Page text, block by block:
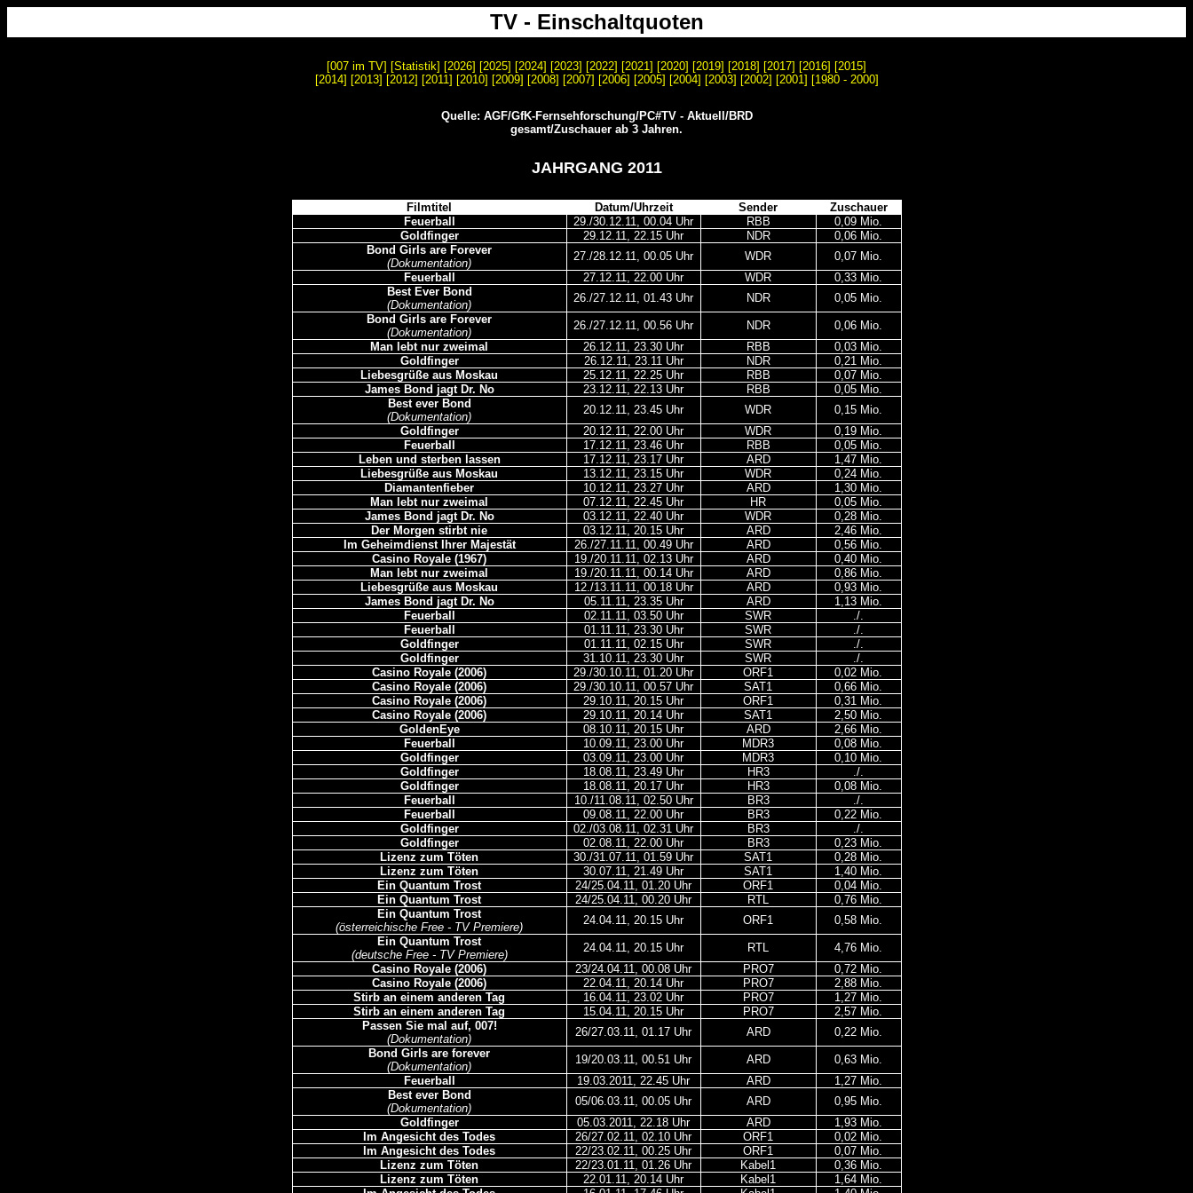
TV - Einschaltquoten
[007 im TV] [Statistik] [2026] [2025] [2024] [2023] [2022] [2021] [2020] [2019] [2018] [2017] [2016] [2015]
[2014] [2013] [2012] [2011] [2010] [2009] [2008] [2007] [2006] [2005] [2004] [2003] [2002] [2001] [1980 - 2000]
Quelle: AGF/GfK-Fernsehforschung/PC#TV - Aktuell/BRD
gesamt/Zuschauer ab 3 Jahren.
JAHRGANG 2011
Filmtitel Datum/Uhrzeit Sender
Zuschauer
Feuerball
29./30.12.11, 00.04 Uhr RBB
0,09 Mio.
Goldfinger
29.12.11, 22.15 Uhr NDR
0,06 Mio.
Bond Girls are Forever
(Dokumentation)
27./28.12.11, 00.05 Uhr WDR
0,07 Mio.
Feuerball
27.12.11, 22.00 Uhr WDR
0,33 Mio.
Best Ever Bond
(Dokumentation)
26./27.12.11, 01.43 Uhr NDR
0,05 Mio.
Bond Girls are Forever
(Dokumentation)
26./27.12.11, 00.56 Uhr NDR
0,06 Mio.
Man lebt nur zweimal
26.12.11, 23.30 Uhr RBB
0,03 Mio.
Goldfinger
26.12.11, 23.11 Uhr NDR
0,21 Mio.
Liebesgrüße aus Moskau
25.12.11, 22.25 Uhr RBB
0,07 Mio.
James Bond jagt Dr. No
23.12.11, 22.13 Uhr RBB
0,05 Mio.
Best ever Bond
(Dokumentation)
20.12.11, 23.45 Uhr WDR
0,15 Mio.
Goldfinger
20.12.11, 22.00 Uhr WDR
0,19 Mio.
Feuerball
17.12.11, 23.46 Uhr RBB
0,05 Mio.
Leben und sterben lassen
17.12.11, 23.17 Uhr ARD
1,47 Mio.
Liebesgrüße aus Moskau
13.12.11, 23.15 Uhr WDR
0,24 Mio.
Diamantenfieber
10.12.11, 23.27 Uhr ARD
1,30 Mio.
Man lebt nur zweimal
07.12.11, 22.45 Uhr HR
0,05 Mio.
James Bond jagt Dr. No
03.12.11, 22.40 Uhr WDR
0,28 Mio.
Der Morgen stirbt nie
03.12.11, 20.15 Uhr ARD
2,46 Mio.
Im Geheimdienst Ihrer Majestät
26./27.11.11, 00.49 Uhr ARD
0,56 Mio.
Casino Royale (1967)
19./20.11.11, 02.13 Uhr ARD
0,40 Mio.
Man lebt nur zweimal
19./20.11.11, 00.14 Uhr ARD
0,86 Mio.
Liebesgrüße aus Moskau
12./13.11.11, 00.18 Uhr ARD
0,93 Mio.
James Bond jagt Dr. No
05.11.11, 23.35 Uhr ARD
1,13 Mio.
Feuerball
02.11.11, 03.50 Uhr SWR
./.
Feuerball
01.11.11, 23.30 Uhr SWR
./.
Goldfinger
01.11.11, 02.15 Uhr SWR
./.
Goldfinger
31.10.11, 23.30 Uhr SWR
./.
Casino Royale (2006)
29./30.10.11, 01.20 Uhr ORF1
0,02 Mio.
Casino Royale (2006)
29./30.10.11, 00.57 Uhr SAT1
0,66 Mio.
Casino Royale (2006)
29.10.11, 20.15 Uhr ORF1
0,31 Mio.
Casino Royale (2006)
29.10.11, 20.14 Uhr SAT1
2,50 Mio.
GoldenEye
08.10.11, 20.15 Uhr ARD
2,66 Mio.
Feuerball
10.09.11, 23.00 Uhr MDR3
0,08 Mio.
Goldfinger
03.09.11, 23.00 Uhr MDR3
0,10 Mio.
Goldfinger
18.08.11, 23.49 Uhr HR3
./.
Goldfinger
18.08.11, 20.17 Uhr HR3
0,08 Mio.
Feuerball
10./11.08.11, 02.50 Uhr BR3
./.
Feuerball
09.08.11, 22.00 Uhr BR3
0,22 Mio.
Goldfinger
02./03.08.11, 02.31 Uhr BR3
./.
Goldfinger
02.08.11, 22.00 Uhr BR3
0,23 Mio.
Lizenz zum Töten
30./31.07.11, 01.59 Uhr SAT1
0,28 Mio.
Lizenz zum Töten
30.07.11, 21.49 Uhr SAT1
1,40 Mio.
Ein Quantum Trost
24/25.04.11, 01.20 Uhr ORF1
0,04 Mio.
Ein Quantum Trost
24/25.04.11, 00.20 Uhr RTL
0,76 Mio.
Ein Quantum Trost
(österreichische Free - TV Premiere)
24.04.11, 20.15 Uhr ORF1
0,58 Mio.
Ein Quantum Trost
(deutsche Free - TV Premiere)
24.04.11, 20.15 Uhr RTL
4,76 Mio.
Casino Royale (2006)
23/24.04.11, 00.08 Uhr PRO7
0,72 Mio.
Casino Royale (2006)
22.04.11, 20.14 Uhr PRO7
2,88 Mio.
Stirb an einem anderen Tag
16.04.11, 23.02 Uhr PRO7
1,27 Mio.
Stirb an einem anderen Tag
15.04.11, 20.15 Uhr PRO7
2,57 Mio.
Passen Sie mal auf, 007!
(Dokumentation)
26/27.03.11, 01.17 Uhr ARD
0,22 Mio.
Bond Girls are forever
(Dokumentation)
19/20.03.11, 00.51 Uhr ARD
0,63 Mio.
Feuerball
19.03.2011, 22.45 Uhr ARD
1,27 Mio.
Best ever Bond
(Dokumentation)
05/06.03.11, 00.05 Uhr ARD
0,95 Mio.
Goldfinger
05.03.2011, 22.18 Uhr ARD
1,93 Mio.
Im Angesicht des Todes
26/27.02.11, 02.10 Uhr ORF1
0,02 Mio.
Im Angesicht des Todes
22/23.02.11, 00.25 Uhr ORF1
0,07 Mio.
Lizenz zum Töten
22/23.01.11, 01.26 Uhr Kabel1
0,36 Mio.
Lizenz zum Töten
22.01.11, 20.14 Uhr Kabel1
1,64 Mio.